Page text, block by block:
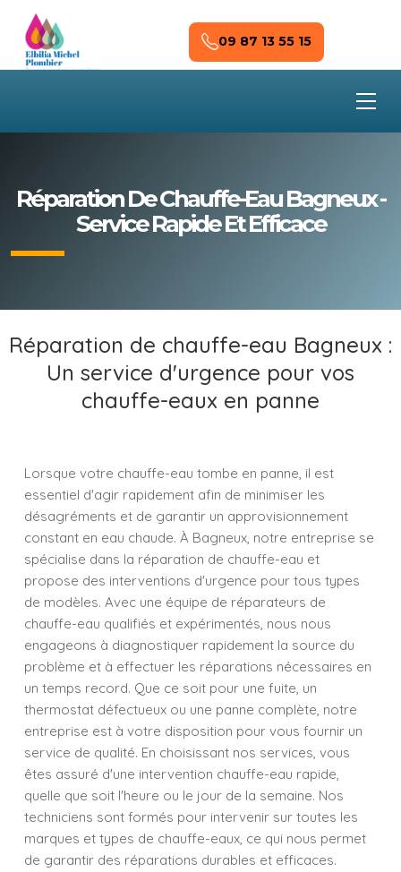
Skip to main content
09 87 13 55 15
Réparation De Chauffe-Eau Bagneux -
Service Rapide Et Efficace
Réparation de chauffe-eau Bagneux :
Un service d'urgence pour vos
chauffe-eaux en panne
Lorsque votre chauffe-eau tombe en panne, il est
essentiel d'agir rapidement afin de minimiser les
désagréments et de garantir un approvisionnement
constant en eau chaude. À Bagneux, notre entreprise se
spécialise dans la réparation de chauffe-eau et
propose des interventions d'urgence pour tous types
de modèles. Avec une équipe de réparateurs de
chauffe-eau qualifiés et expérimentés, nous nous
engageons à diagnostiquer rapidement la source du
problème et à effectuer les réparations nécessaires en
un temps record. Que ce soit pour une fuite, un
thermostat défectueux ou une panne complète, notre
entreprise est à votre disposition pour vous fournir un
service de qualité. En choisissant nos services, vous
êtes assuré d'une intervention chauffe-eau rapide,
quelle que soit l'heure ou le jour de la semaine. Nos
techniciens sont formés pour intervenir sur toutes les
marques et types de chauffe-eaux, ce qui nous permet
de garantir des réparations durables et efficaces.